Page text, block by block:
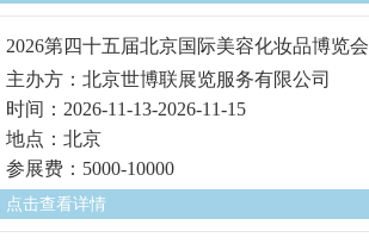
2026第四十五届北京国际美容化妆品博览会
主办方：北京世博联展览服务有限公司
时间：2026-11-13-2026-11-15
地点：北京
参展费：5000-10000
点击查看详情